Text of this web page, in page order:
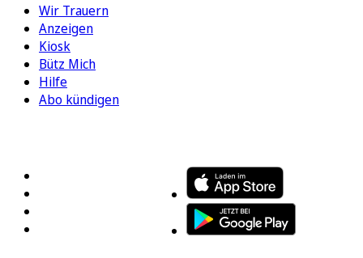
Wir Trauern
Anzeigen
Kiosk
Bütz Mich
Hilfe
Abo kündigen